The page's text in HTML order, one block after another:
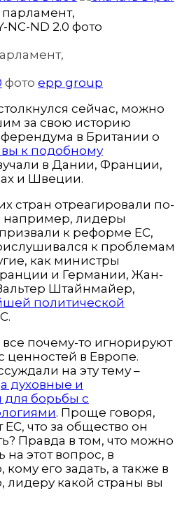
фото epp group
сейчас, можно
за свою историю
в Британии о
к подобному
в Дании, Франции,
и Швеции.
стран отреагировали по-
например, лидеры
призвали к реформе ЕС,
к проблемам
как министры
и Германии, Жан-
Штайнмайер,
политической
почему-то игнорируют
в Европе.
на эту тему –
духовные и
для борьбы с
. Проще говоря,
ЕС, что за общество он
Правда в том, что можно
на этот вопрос, в
кому его задать, а также в
лидеру какой страны вы